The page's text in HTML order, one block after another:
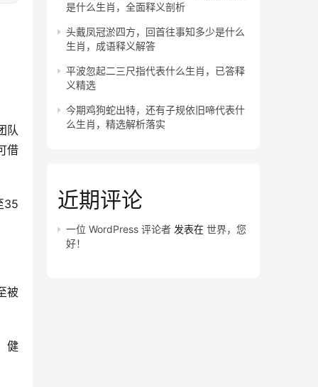
队
借
35
被
健
是什么生肖，全面释义剖析
头戴凤冠淤四方，回首往事知多少是什么
生肖，成语释义解答
平波忽起二三尺指代表什么生肖，已答释
义精选
今期鸡狗蛇出特，还有子规依旧啼代表什
么生肖，精选解析落实
近期评论
一位 WordPress 评论者 发表在 世界，您
好！